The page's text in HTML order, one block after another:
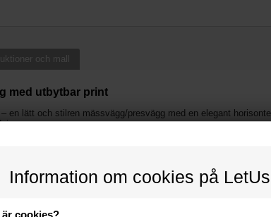
Information om cookies på
och mall
med utbytbar print
en lätt och stilren mässvägg/presvägg med en elegant
extra uppmärksamhet kring ditt budskap.
– där du vill ha en stor, visuell yta för din
levereras som en "strumpa" som dras ner över mässväggen